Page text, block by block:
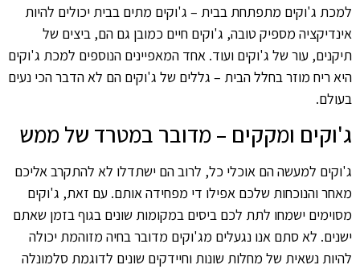
למכת ג'וקים מתפתחת בבית – ג'וקים מתים בבית יכולים להיות
אינדיקציה מספיק טובה, ג'וקים חיים כמובן גם הם, ביצים של
תיקנים, עור של ג'וקים ועוד. אחד המאפיינים הנוספים למכת ג'וקים
היא ריח מוזר בחלל הבית – גללים של ג'וקים הם לא הדבר הכי נעים
בעולם.
ג'וקים ומקקים – מדובר במטרד של ממש
ג'וקים למעשה הם אוכלי כל, לרוב הם ישתדלו לא להתקרב אליכם
מאחר והנוכחות שלכם אפילו די מפחידה אותם. עם זאת, ג'וקים
מסוימים ישמחו לתת לכם ביסים במקומות שונים בגוף בזמן שאתם
ישנים. לא סתם אנו נגעלים מג'וקים מדובר בחיה מזוהמת יכולה
להיות נשאית של מחלות שונות וחיידקים שונים לדוגמת סלמונלה